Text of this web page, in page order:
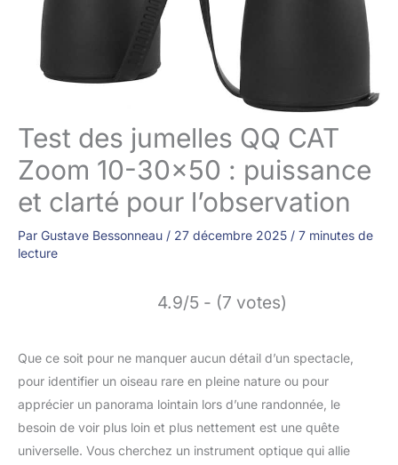
Test des jumelles QQ CAT
Zoom 10-30×50 : puissance
et clarté pour l’observation
Par Gustave Bessonneau / 27 décembre 2025 / 7 minutes de
lecture
4.9/5 - (7 votes)
Que ce soit pour ne manquer aucun détail d’un spectacle,
pour identifier un oiseau rare en pleine nature ou pour
apprécier un panorama lointain lors d’une randonnée, le
besoin de voir plus loin et plus nettement est une quête
universelle. Vous cherchez un instrument optique qui allie